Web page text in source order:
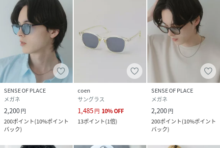
SENSE OF PLACE
メガネ
2,200円
200ポイント(10%ポイント
バック)
coen
サングラス
1,485円 10%OFF
13ポイント(1倍)
SENSE OF PLACE
メガネ
2,200円
200ポイント(10%ポイント
バック)